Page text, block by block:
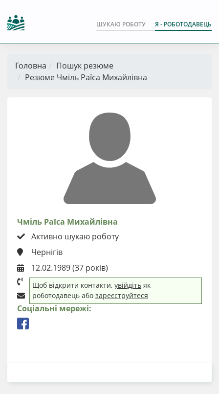
ШУКАЮ РОБОТУ Я - РОБОТОДАВЕЦЬ
Головна
Пошук резюме
Резюме Чміль Раїса Михайлівна
Чміль Раїса Михайлівна
Активно шукаю роботу
Чернігів
12.02.1989 (37 років)
Щоб відкрити контакти, увійдітьяк
роботодавець або зареєструйтеся
Соціальні мережі: